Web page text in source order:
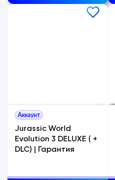
Аккаунт
Jurassic World
Evolution 3 DELUXE ( +
DLC) | Гарантия